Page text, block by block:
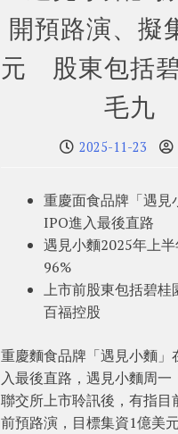
開預路演、擬
元 股東包括
毛九
2025-11-23
重慶面食品牌「遇見
IPO進入最後直路
遇見小麵2025年上
96%
上市前股東包括碧桂
百福控股
重慶麵食品牌「遇見小麵」
入最後直路，遇見小麵周一
聯交所上市聆訊後，有指目
前預路演，目標集資1億美